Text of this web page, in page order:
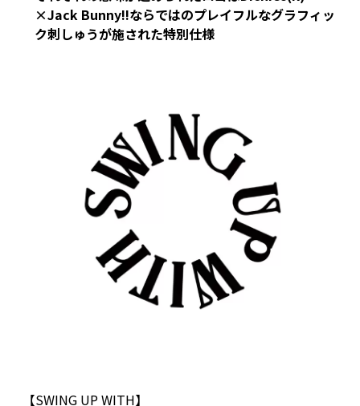
×Jack Bunny!!ならではのプレイフルなグラフィッ
ク刺しゅうが施された特別仕様
【SWING UP WITH】